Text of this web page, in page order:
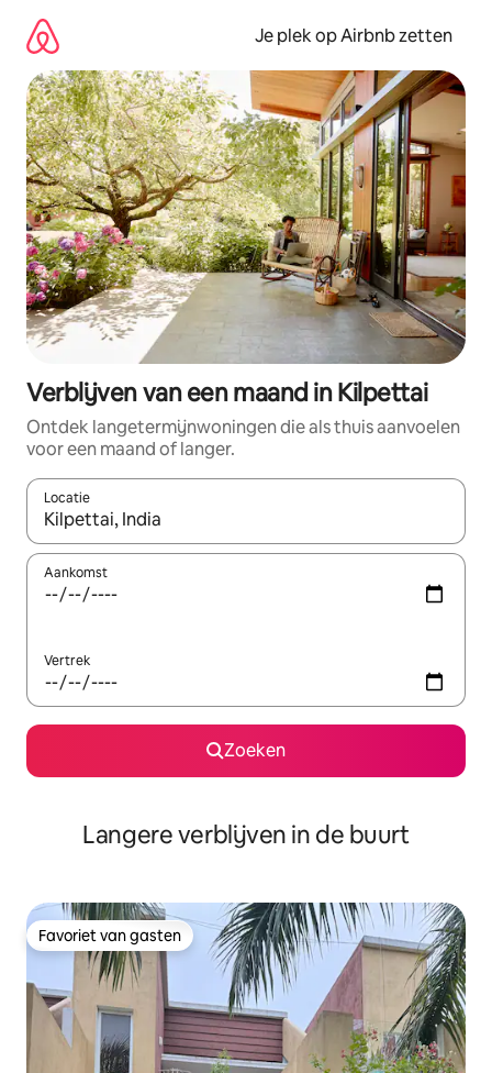
direct
naar
inhoud
Je plek op Airbnb zetten
Verblijven van een maand in Kilpettai
Ontdek langetermijnwoningen die als thuis aanvoelen
voor een maand of langer.
Locatie
Wanneer er resultaten beschikbaar zijn, maak je een keuze
Aankomst
Vertrek
Zoeken
Langere verblijven in de buurt
Favoriet van gasten
Favoriet van gasten